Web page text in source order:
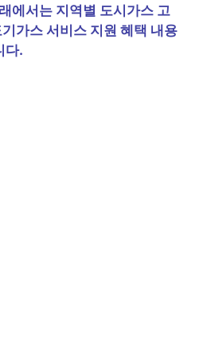
에서는 지역별 도시가스 고
가스 서비스 지원 혜택 내용
다.